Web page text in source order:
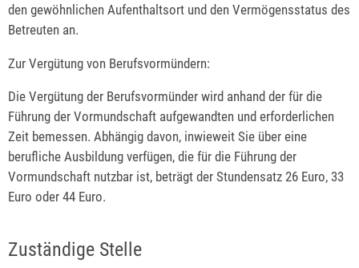
den gewöhnlichen Aufenthaltsort und den Vermögensstatus des
Betreuten an.
Zur Vergütung von Berufsvormündern:
Die Vergütung der Berufsvormünder wird anhand der für die
Führung der Vormundschaft aufgewandten und erforderlichen
Zeit bemessen. Abhängig davon, inwieweit Sie über eine
berufliche Ausbildung verfügen, die für die Führung der
Vormundschaft nutzbar ist, beträgt der Stundensatz 26 Euro, 33
Euro oder 44 Euro.
Zuständige Stelle